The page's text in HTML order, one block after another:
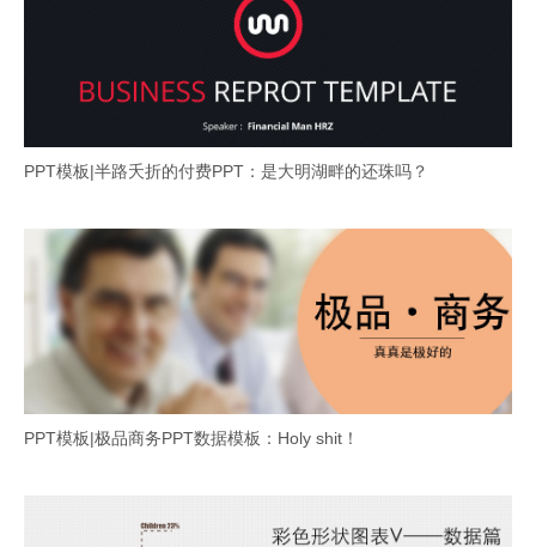
PPT模板|半路夭折的付费PPT：是大明湖畔的还珠吗？
PPT模板|极品商务PPT数据模板：Holy shit！